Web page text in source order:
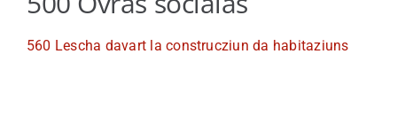
560 Lescha davart la construcziun da habitaziuns